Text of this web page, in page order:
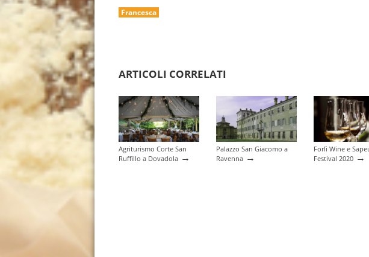
Francesca
ARTICOLI CORRELATI
Agriturismo Corte San
Ruffillo a Dovadola →
Palazzo San Giacomo a
Ravenna →
Forlì Wine e
Festival 2020 →